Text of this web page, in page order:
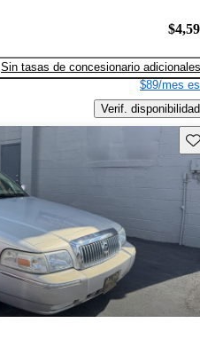
Sin tasas de concesionario adicionales
$89/mes
Verif. disponibilidad